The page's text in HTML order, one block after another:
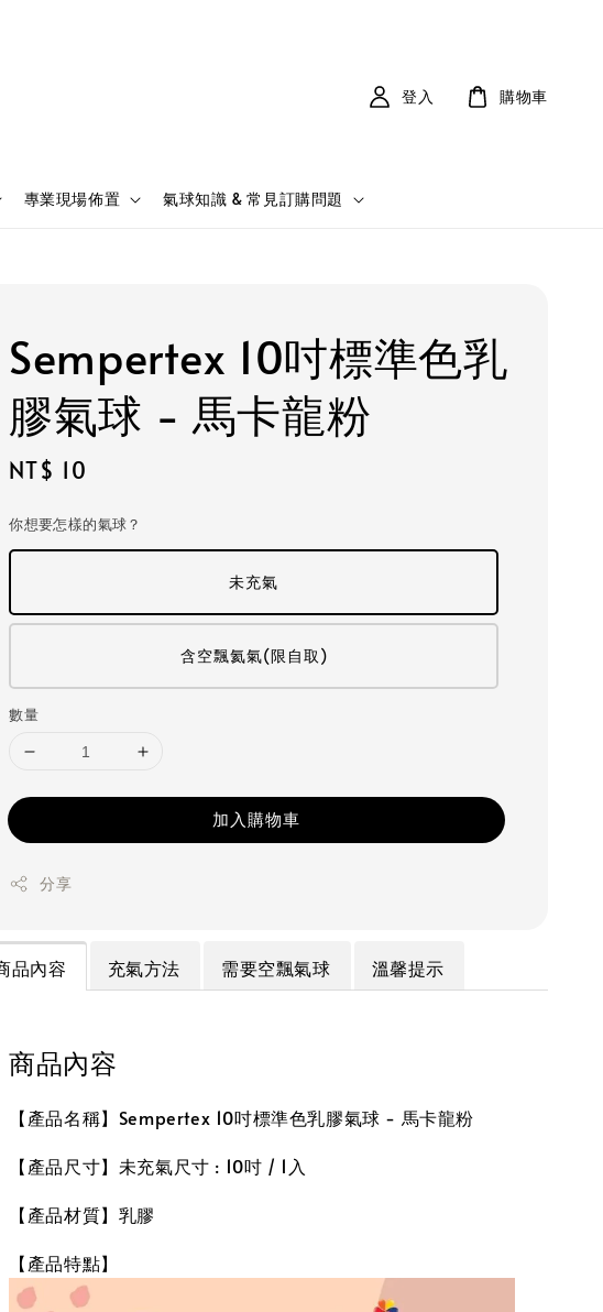
專業現場佈置 氣球知識 & 常見訂購問題
登入 購物車
Sempertex 10吋標準色乳
膠氣球 - 馬卡龍粉
Regular
NT$ 10
你想要怎樣的氣球？
未充氣
含空飄氦氣(限自取)
數量
加入購物車
分享
品內容 充氣方法 需要空飄氣球 溫馨提示
商品內容
【產品名稱】Sempertex 10吋標準色乳膠氣球 - 馬卡龍粉
【產品尺寸】未充氣尺寸 : 10吋 / 1入
【產品材質】乳膠
【產品特點】